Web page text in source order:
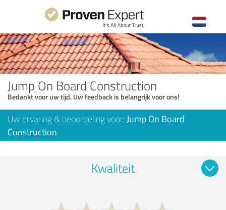
Jump On Board Construction
Bedankt voor uw tijd. Uw feedback is belangrijk voor ons!
Uw ervaring & beoordeling voor: Jump On Board
Construction
Kwaliteit